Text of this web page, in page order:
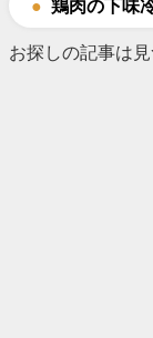
鶏肉の下味
お探しの記事は